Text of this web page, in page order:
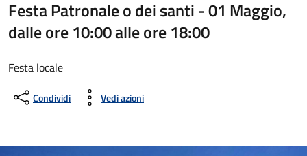
Festa Patronale o dei santi - 01 Maggio,
dalle ore 10:00 alle ore 18:00
Festa locale
Condividi Vedi azioni